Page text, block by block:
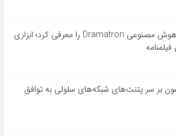
دیپ‌مایند هوش مصنوعی Dramatron را معرفی کرد؛ ابزاری
بر سر پتنت‌های شبکه‌های سلولی به توافق